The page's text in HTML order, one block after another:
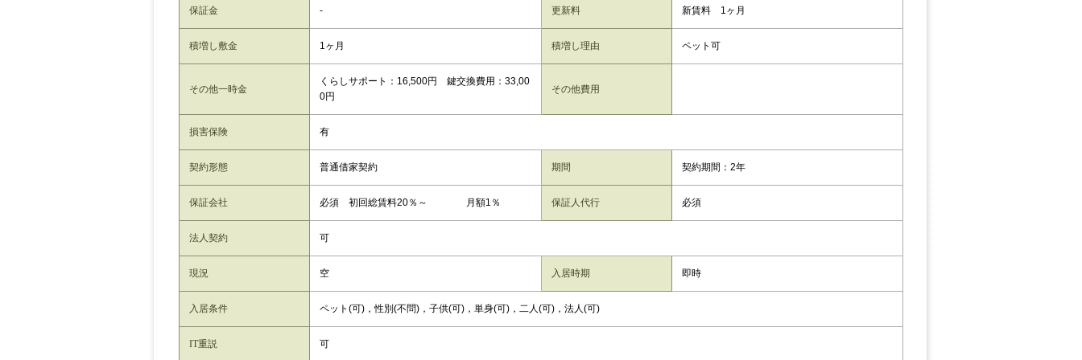
保証金 - 更新料 新賃料 1ヶ月
積増し敷金 1ヶ月 積増し理由 ペット可
その他一時金
くらしサポート：16,500円 鍵交換費用：33,00
0円
その他費用
損害保険 有
契約形態 普通借家契約 期間 契約期間：2年
保証会社 必須 初回総賃料20％～ 月額1％ 保証人代行 必須
法人契約 可
現況 空 入居時期 即時
入居条件 ペット(可)，性別(不問)，子供(可)，単身(可)，二人(可)，法人(可)
IT重説 可